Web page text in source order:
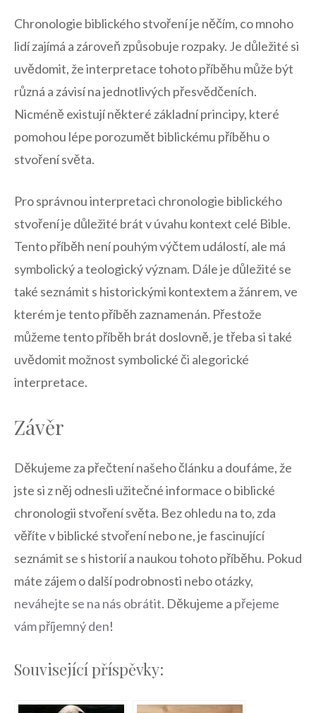
Chronologie biblického stvoření je něčím, co mnoho
lidí zajímá a zároveň způsobuje rozpaky. Je důležité si
uvědomit, že interpretace tohoto příběhu může být
různá a závisí na jednotlivých přesvědčeních.
Nicméně existují některé základní principy, které
pomohou lépe porozumět biblickému příběhu o
stvoření světa.
Pro správnou interpretaci chronologie biblického
stvoření je důležité brát v úvahu kontext celé Bible.
Tento příběh není pouhým výčtem událostí, ale má
symbolický a teologický význam. Dále je důležité se
také seznámit s historickými kontextem a žánrem, ve
kterém je tento příběh zaznamenán. Přestože
můžeme tento příběh brát doslovně, je třeba si také
uvědomit možnost symbolické či alegorické
interpretace.
Závěr
Děkujeme za přečtení našeho článku a doufáme, že
jste si z něj odnesli užitečné informace o biblické
chronologii stvoření světa. Bez ohledu na to, zda
věříte v biblické stvoření nebo ne, je fascinující
seznámit se s historií a naukou tohoto příběhu. Pokud
máte zájem o další podrobnosti nebo otázky,
neváhejte se na nás obrátit. Děkujeme a přejeme
vám příjemný den!
Související příspěvky: